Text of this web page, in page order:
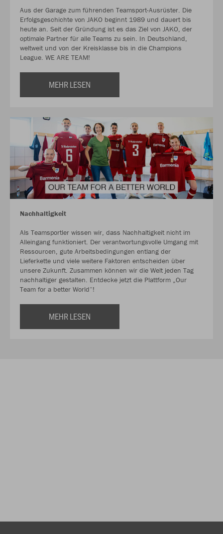
Aus der Garage zum führenden Teamsport-Ausrüster. Die
Erfolgsgeschichte von JAKO beginnt 1989 und dauert bis
heute an. Seit der Gründung ist es das Ziel von JAKO, der
optimale Partner für alle Teams zu sein. In Deutschland,
weltweit und von der Kreisklasse bis in die Champions
League. WE ARE TEAM!
MEHR LESEN
Nachhaltigkeit
Als Teamsportler wissen wir, dass Nachhaltigkeit nicht im
Alleingang funktioniert. Der verantwortungsvolle Umgang mit
Ressourcen, gute Arbeitsbedingungen entlang der
Lieferkette und viele weitere Faktoren entscheiden über
unsere Zukunft. Zusammen können wir die Welt jeden Tag
nachhaltiger gestalten. Entdecke jetzt die Plattform „Our
Team for a better World“!
MEHR LESEN